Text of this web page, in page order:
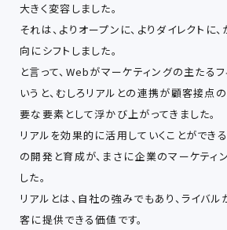
⼤きく変容しました。
それは、よりオープンに、よりダイレクトに
向にシフトしました。
と⾔って、Webがマーケティングの主たる
いうと、むしろリアルとの連携が顧客接点
要な要素として浮かび上がってきました。
リアルを効果的に活⽤していくことができ
の開発と育成が、まさに企業のマーケティ
した。
リアルとは、⾃社の強みでもあり、ライバ
客に提供できる価値です。